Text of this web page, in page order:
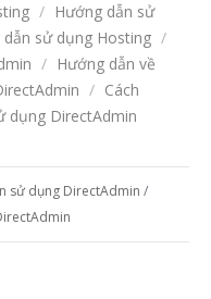
/ Hướng dẫn sử
dẫn sử dụng Hosting /
/ Hướng dẫn về
/ Cách
dụng DirectAdmin
sử dụng DirectAdmin /